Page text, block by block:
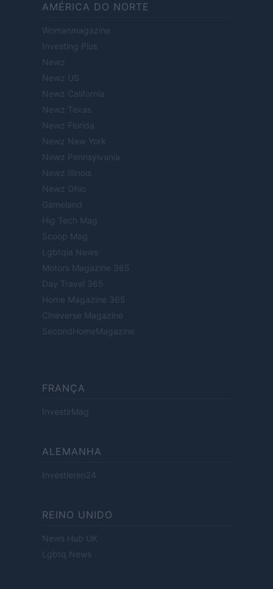
AMÉRICA DO NORTE
Womanmagazine
Investing Plus
Newz
Newz US
Newz California
Newz Texas
Newz Florida
Newz New York
Newz Pennsylvania
Newz Illinois
Newz Ohio
Gameland
Hig Tech Mag
Scoop Mag
Lgbtqia News
Motors Magazine 365
Day Travel 365
Home Magazine 365
Cineverse Magazine
SecondHomeMagazine
FRANÇA
InvestirMag
ALEMANHA
Investieren24
REINO UNIDO
News Hub UK
Lgbtq News